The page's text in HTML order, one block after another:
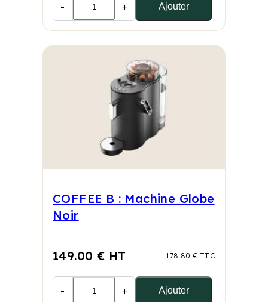
- + Ajouter
COFFEE B : Machine Globe
Noir
149.00 € HT 178.80 € TTC
- + Ajouter